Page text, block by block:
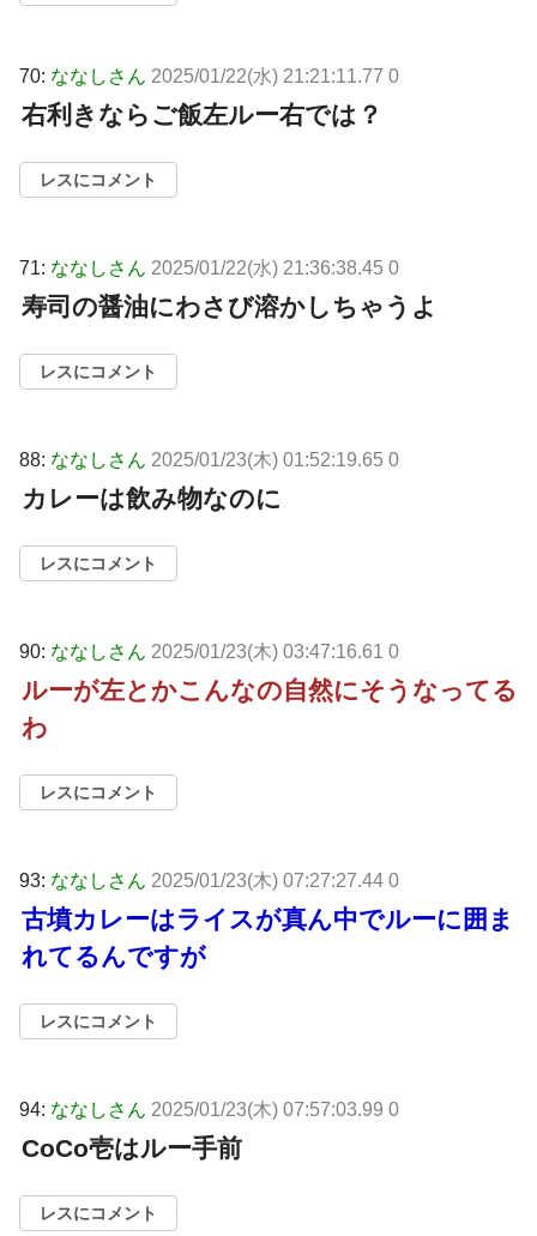
70: ななしさん 2025/01/22(水) 21:21:11.77 0
右利きならご飯左ルー右では？
レスにコメント
71: ななしさん 2025/01/22(水) 21:36:38.45 0
寿司の醤油にわさび溶かしちゃうよ
レスにコメント
88: ななしさん 2025/01/23(木) 01:52:19.65 0
カレーは飲み物なのに
レスにコメント
90: ななしさん 2025/01/23(木) 03:47:16.61 0
ルーが左とかこんなの自然にそうなってる
わ
レスにコメント
93: ななしさん 2025/01/23(木) 07:27:27.44 0
古墳カレーはライスが真ん中でルーに囲ま
れてるんですが
レスにコメント
94: ななしさん 2025/01/23(木) 07:57:03.99 0
CoCo壱はルー手前
レスにコメント